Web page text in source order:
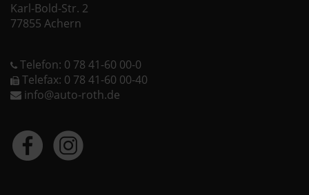
Karl-Bold-Str. 2
77855 Achern
Telefon: 0 78 41-60 00-0
Telefax: 0 78 41-60 00-40
info@auto-roth.de